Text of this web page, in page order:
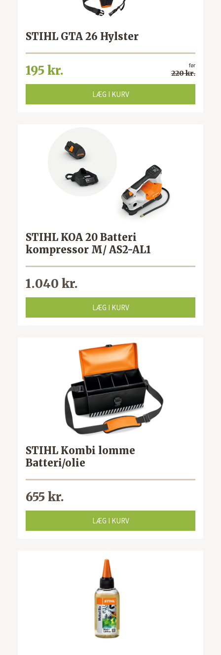
STIHL GTA 26 Hylster
før
220 kr.
195 kr.
LÆG I KURV
STIHL KOA 20 Batteri
kompressor M/ AS2-AL1
1.040 kr.
LÆG I KURV
STIHL Kombi lomme
Batteri/olie
655 kr.
LÆG I KURV